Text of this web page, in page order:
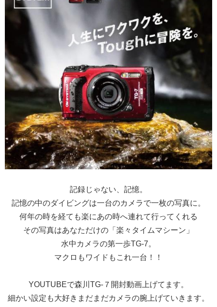
記録じゃない、記憶。
記憶の中のダイビングは一台のカメラで一枚の写真に。
何年の時を経ても楽にあの時へ連れて行ってくれる
その写真はあなただけの「楽々タイムマシーン」
水中カメラの第一歩TG-7。
マクロもワイドもこれ一台！！
YOUTUBEで森川TG-７開封動画上げてます。
細かい設定も大好きまだまだカメラの腕上げていきます。